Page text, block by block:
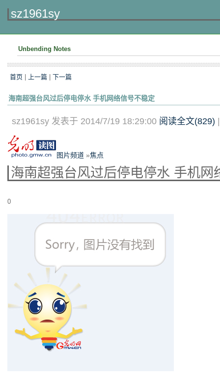
sz1961sy
Unbending Notes
首页 上一篇 下一篇
海南超强台风过后停电停水 手机网络信号不稳定
sz1961sy 发表于 2014/7/19 18:29:00 阅读全文(829)
图片频道 »焦点
海南超强台风过后停电停水 手机网
0